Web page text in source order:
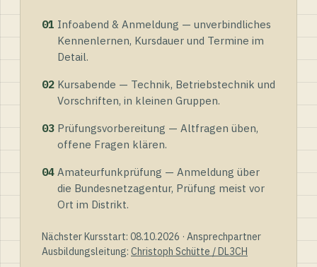
01 Infoabend & Anmeldung — unverbindliches
Kennenlernen, Kursdauer und Termine im
Detail.
02 Kursabende — Technik, Betriebstechnik und
Vorschriften, in kleinen Gruppen.
03 Prüfungsvorbereitung — Altfragen üben,
offene Fragen klären.
04 Amateurfunkprüfung — Anmeldung über
die Bundesnetzagentur, Prüfung meist vor
Ort im Distrikt.
Nächster Kursstart: 08.10.2026 · Ansprechpartner
Ausbildungsleitung: Christoph Schütte / DL3CH